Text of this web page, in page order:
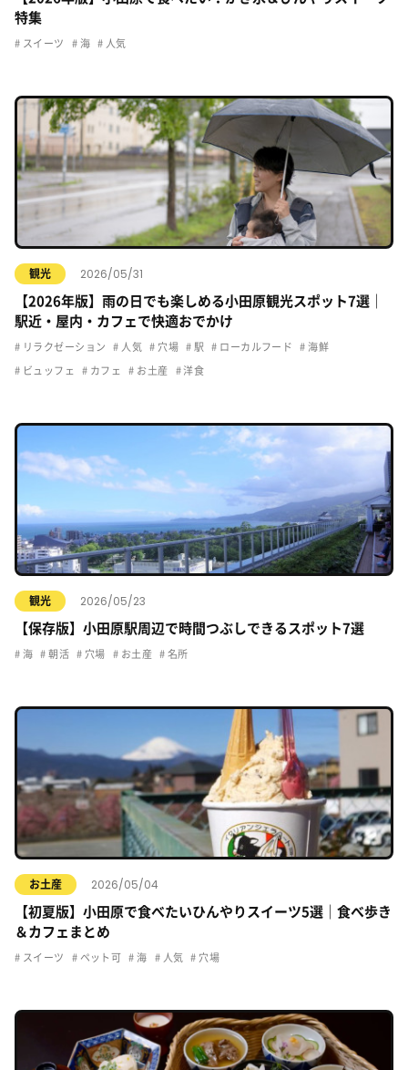
特集
スイーツ 海 人気
観光 2026/05/31
【2026年版】雨の日でも楽しめる小田原観光スポット7選｜
駅近・屋内・カフェで快適おでかけ
リラクゼーション 人気 穴場 駅 ローカルフード 海鮮
ビュッフェ カフェ お土産 洋食
観光 2026/05/23
【保存版】小田原駅周辺で時間つぶしできるスポット7選
海 朝活 穴場 お土産 名所
お土産 2026/05/04
【初夏版】小田原で食べたいひんやりスイーツ5選｜食べ歩き
＆カフェまとめ
スイーツ ペット可 海 人気 穴場